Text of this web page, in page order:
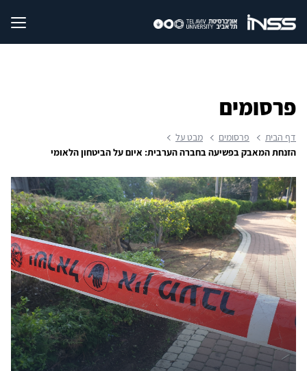
פרסומים
דף הבית פרסומים
מבט על
הזנחת המאבק בפשיעה בחברה הערבית: איום על הביטחון הלאומי